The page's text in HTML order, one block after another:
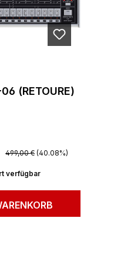
(RETOURE)
Regulärer Preis:
499,00 € (40.08%)
verfügbar